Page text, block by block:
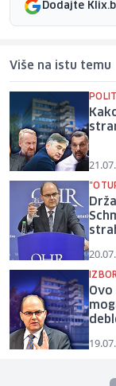
Dodajte
Više na istu temu
Ovo